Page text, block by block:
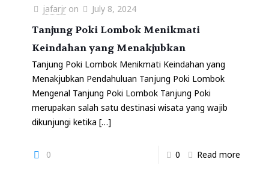
jafarjr on July 8, 2024
Tanjung Poki Lombok Menikmati
Keindahan yang Menakjubkan
Tanjung Poki Lombok Menikmati Keindahan yang
Menakjubkan Pendahuluan Tanjung Poki Lombok
Mengenal Tanjung Poki Lombok Tanjung Poki
merupakan salah satu destinasi wisata yang wajib
dikunjungi ketika […]
0 0 Read more